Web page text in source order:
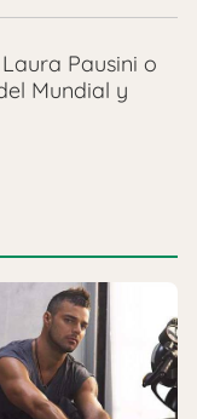
Pausini o
Mundial y